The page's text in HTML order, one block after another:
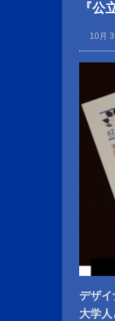
『公
10月
デザ
大学